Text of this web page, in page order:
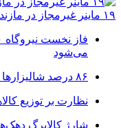
۱۹ ماینر غیرمجاز در مازندران از مدار خارج شد
می‌شود
۸۶ درصد شالیزارها به‌صورت مکانیزه نشاءکاری می‌شوند
نظارت بر توزیع
شارژ کالابرگ دهک‌های